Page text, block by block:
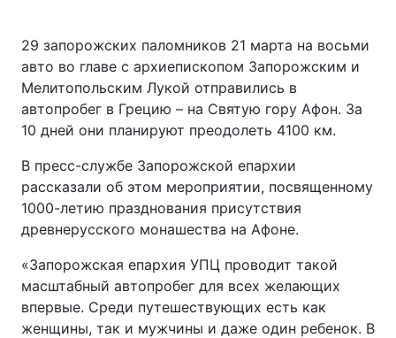
29 запорожских паломников 21 марта на восьми
авто во главе с архиепископом Запорожским и
Мелитопольским Лукой отправились в
автопробег в Грецию – на Святую гору Афон. За
10 дней они планируют преодолеть 4100 км.
В пресс-службе Запорожской епархии
рассказали об этом мероприятии, посвященному
1000-летию празднования присутствия
древнерусского монашества на Афоне.
«Запорожская епархия УПЦ проводит такой
масштабный автопробег для всех желающих
впервые. Среди путешествующих есть как
женщины, так и мужчины и даже один ребенок. В